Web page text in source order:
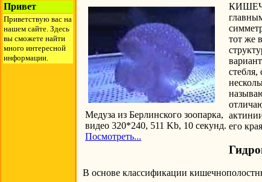
Привет
Приветствую вас на
нашем сайте. Здесь
вы сможете найти
много интересной
информации.
Медуза из Берлинского зоопарка,
видео 320*240, 511 Kb, 10 секунд.
Посмотреть...
тот же
его
В основе классификации